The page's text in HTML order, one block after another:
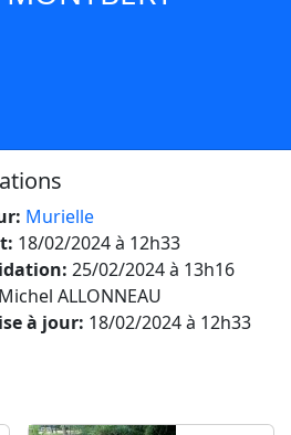
Murielle
18/02/2024 à 12h33
25/02/2024 à 13h16
Michel ALLONNEAU
à jour: 18/02/2024 à 12h33